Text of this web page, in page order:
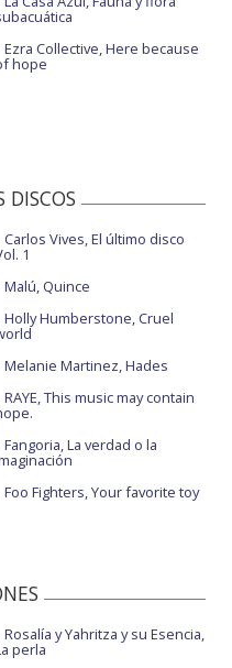
Ezra Collective, Here because
hope
DISCOS
Carlos Vives, El último disco
1
Malú, Quince
Holly Humberstone, Cruel
Melanie Martinez, Hades
RAYE, This music may contain
Fangoria, La verdad o la
Foo Fighters, Your favorite toy
Rosalía y Yahritza y su Esencia,
perla